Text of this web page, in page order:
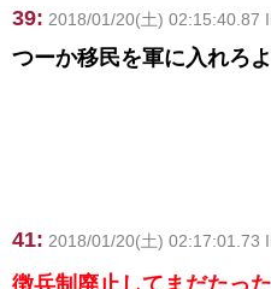
39: 2018/01/20(土) 02:15:40.87
つーか移民を軍に入れろ
41: 2018/01/20(土) 02:17:01.73